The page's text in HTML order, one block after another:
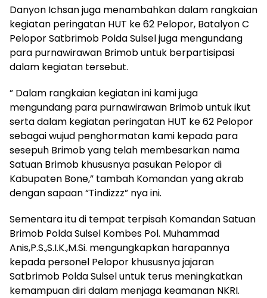
Danyon Ichsan juga menambahkan dalam rangkaian
kegiatan peringatan HUT ke 62 Pelopor, Batalyon C
Pelopor Satbrimob Polda Sulsel juga mengundang
para purnawirawan Brimob untuk berpartisipasi
dalam kegiatan tersebut.
” Dalam rangkaian kegiatan ini kami juga
mengundang para purnawirawan Brimob untuk ikut
serta dalam kegiatan peringatan HUT ke 62 Pelopor
sebagai wujud penghormatan kami kepada para
sesepuh Brimob yang telah membesarkan nama
Satuan Brimob khususnya pasukan Pelopor di
Kabupaten Bone,” tambah Komandan yang akrab
dengan sapaan “Tindizzz” nya ini.
Sementara itu di tempat terpisah Komandan Satuan
Brimob Polda Sulsel Kombes Pol. Muhammad
Anis,P.S.,S.I.K.,M.Si. mengungkapkan harapannya
kepada personel Pelopor khususnya jajaran
Satbrimob Polda Sulsel untuk terus meningkatkan
kemampuan diri dalam menjaga keamanan NKRI.